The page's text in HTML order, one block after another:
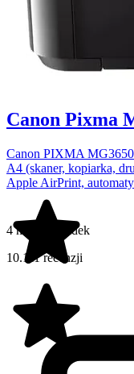
Canon Pixma
Canon PIXMA
A4 (skaner, kopiarka,
Apple AirPrint,
4 na 5 gwiazdek
10.111 recenzji